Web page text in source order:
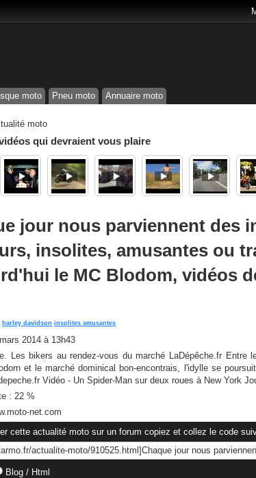
moto Pneu moto Annuaire moto
moto
qui devraient vous plaire
jour nous parviennent des
insolites, amusantes ou
le MC Blodom, vidéos
harley davidson insolites amusantes
2014 à 13h43
Les bikers au rendez-vous du marché LaDépêche.fr Entre
et le marché dominical bon-encontrais, l'idylle se
Vidéo - Un Spider-Man sur deux roues à New York
: 22 %
net.com
cette actualité moto sur un forum copiez et collez le code
Blog / Html